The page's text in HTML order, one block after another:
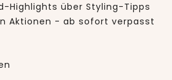
Highlights über Styling-Tipps
Aktionen - ab sofort verpasst